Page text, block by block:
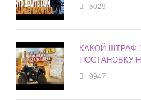
5029
КАКОЙ ШТРАФ
ПОСТАНОВКУ
9947